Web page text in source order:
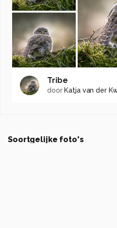
Tribe
door Katja van der
Soortgelijke foto's